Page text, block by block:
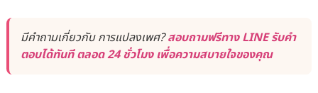
มีคำถามเกี่ยวกับ การแปลงเพศ?สอบถามฟรีทาง LINE รับคำ
ตอบได้ทันที ตลอด 24 ชั่วโมง เพื่อความสบายใจของคุณ